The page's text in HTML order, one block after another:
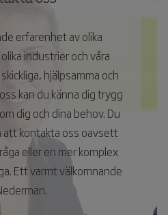
erfarenhet av olika
industrier och våra
hjälpsamma och
kan du känna dig trygg
dig och dina behov. Du
att kontakta oss oavsett
eller en mer komplex
Ett varmt välkomnande